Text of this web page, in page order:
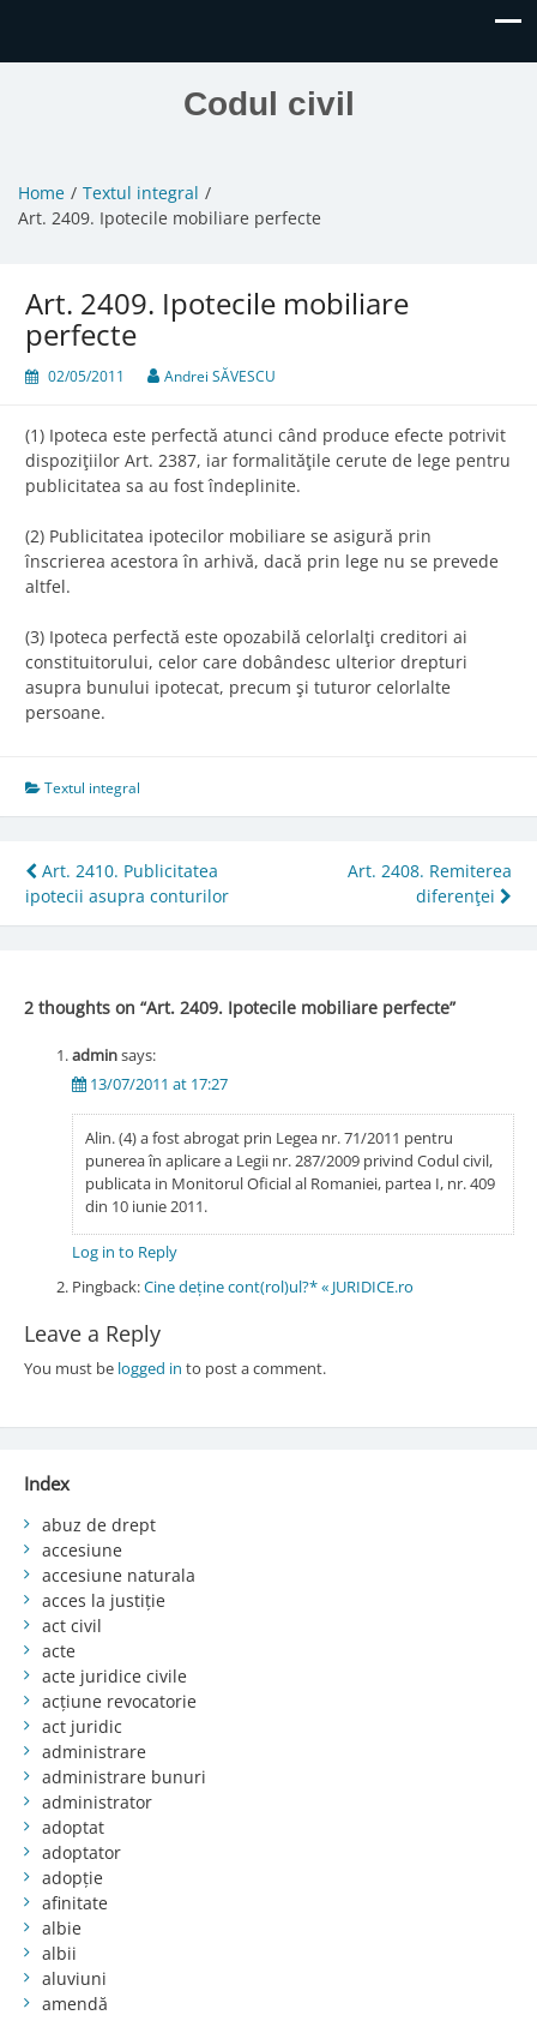
Codul civil
Home
Textul integral
Art. 2409. Ipotecile mobiliare perfecte
Art. 2409. Ipotecile mobiliare
perfecte
02/05/2011 Andrei SĂVESCU
(1) Ipoteca este perfectă atunci când produce efecte potrivit
dispoziţiilor Art. 2387, iar formalităţile cerute de lege pentru
publicitatea sa au fost îndeplinite.
(2) Publicitatea ipotecilor mobiliare se asigură prin
înscrierea acestora în arhivă, dacă prin lege nu se prevede
altfel.
(3) Ipoteca perfectă este opozabilă celorlalţi creditori ai
constituitorului, celor care dobândesc ulterior drepturi
asupra bunului ipotecat, precum şi tuturor celorlalte
persoane.
Textul integral
Post
navigation
Art. 2410. Publicitatea
ipotecii asupra conturilor
Art. 2408. Remiterea
diferenţei
2 thoughts on “Art. 2409. Ipotecile mobiliare perfecte”
adminsays:
13/07/2011 at 17:27
Alin. (4) a fost abrogat prin Legea nr. 71/2011 pentru
punerea în aplicare a Legii nr. 287/2009 privind Codul civil,
publicata in Monitorul Oficial al Romaniei, partea I, nr. 409
din 10 iunie 2011.
Log in to Reply
Pingback:Cine deține cont(rol)ul?* « JURIDICE.ro
Leave a Reply
You must be logged in to post a comment.
Index
abuz de drept
accesiune
accesiune naturala
acces la justiție
act civil
acte
acte juridice civile
acțiune revocatorie
act juridic
administrare
administrare bunuri
administrator
adoptat
adoptator
adopție
afinitate
albie
albii
aluviuni
amendă